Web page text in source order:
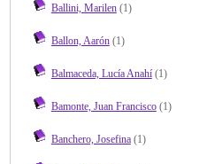
Ballini, Marilen(1)
Ballon, Aarón(1)
Balmaceda, Lucía Anahí(1)
Bamonte, Juan Francisco(1)
Banchero, Josefina(1)